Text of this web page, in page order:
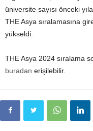
üniversite sayısı önceki
THE Asya sıralamasına
yükseldi.
THE Asya 2024 sıralama
buradan erişilebilir.